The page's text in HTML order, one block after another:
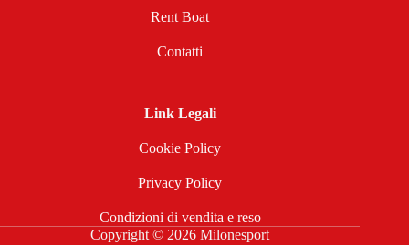
Rent Boat
Contatti
Link Legali
Cookie Policy
Privacy Policy
Condizioni di vendita e reso
Copyright © 2026 Milonesport